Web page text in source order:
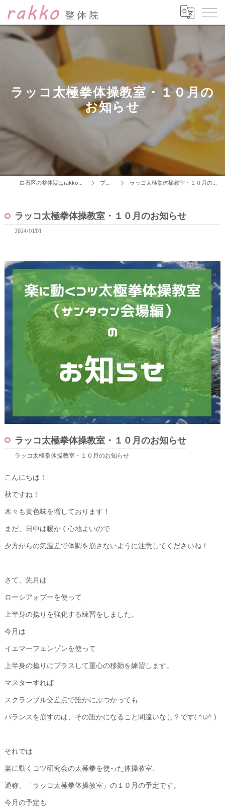
ラッコ太極拳体操教室・１０月の
お知らせ
白石区の整体院はrakko整体院 ブログ ラッコ太極拳体操教室・１０月のお知らせ
ラッコ太極拳体操教室・１０月のお知らせ
2024/10/01
ラッコ太極拳体操教室・１０月のお知らせ
ラッコ太極拳体操教室・１０月のお知らせ
こんにちは！
秋ですね！
木々も黄色味を増しております！
まだ、日中は暖かく心地よいので
夕方からの気温差で体調を崩さないように注意してくださいね！
さて、先月は
ローシアォブーを使って
上半身の捻りを強化する練習をしました。
今月は
イエマーフェンゾンを使って
上半身の捻りにプラスして重心の移動を練習します。
マスターすれば
スクランブル交差点で誰かにぶつかっても
バランスを崩すのは、その誰かになること間違いなし？です( ^ω^ )
それでは
楽に動くコツ研究会の太極拳を使った体操教室、
通称、「ラッコ太極拳体操教室」の１０月の予定です。
今月の予定も